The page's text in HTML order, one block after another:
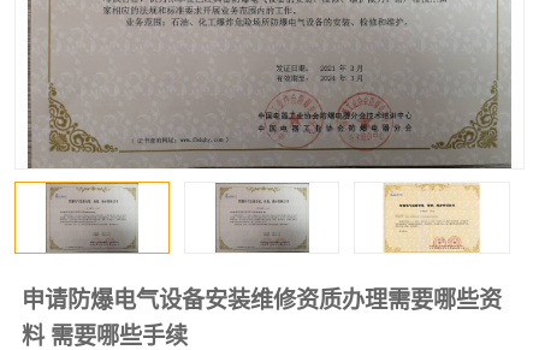
申请防爆电气设备安装维修资质办理需要哪些资
料 需要哪些手续